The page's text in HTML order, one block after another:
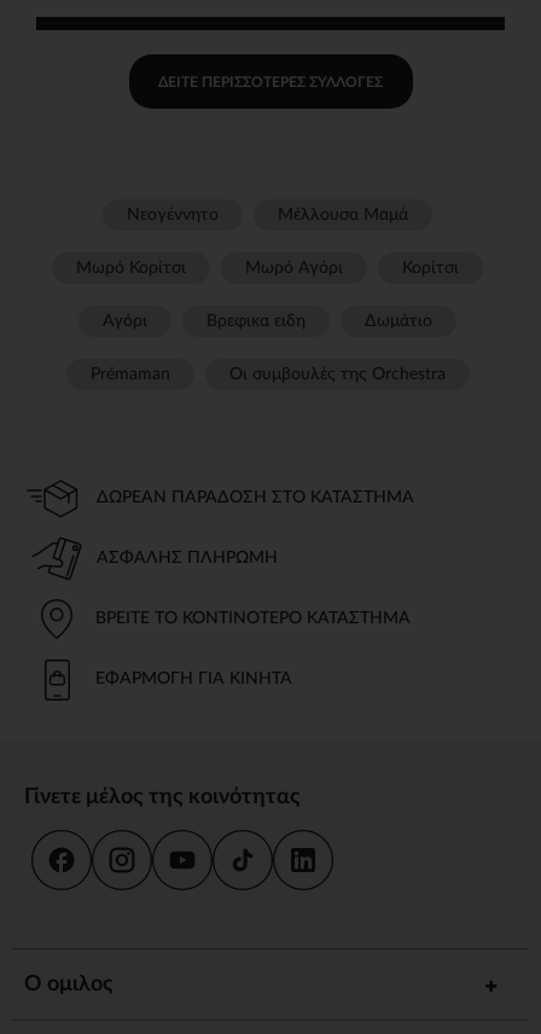
ΔΕΊΤΕ ΠΕΡΙΣΣΌΤΕΡΕΣ ΣΥΛΛΟΓΈΣ
Νεογέννητο Μέλλουσα Μαμά
Μωρό Κορίτσι Μωρό Αγόρι Κορίτσι
Αγόρι Βρεφικα ειδη Δωμάτιο
Prémaman Οι συμβουλές της Orchestra​
ΔΩΡΕΆΝ ΠΑΡΆΔΟΣΗ ΣΤΟ ΚΑΤΆΣΤΗΜΑ
ΑΣΦΑΛΉΣ ΠΛΗΡΩΜΉ
ΒΡΕΊΤΕ ΤΟ ΚΟΝΤΙΝΌΤΕΡΟ ΚΑΤΆΣΤΗΜΑ
ΕΦΑΡΜΟΓΉ ΓΙΑ ΚΙΝΗΤΆ
Γίνετε μέλος της κοινότητας
Ο ομιλος